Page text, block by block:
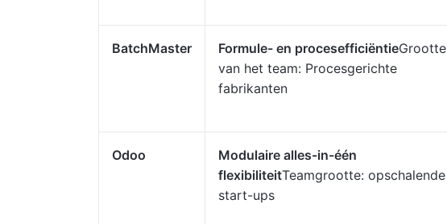
BatchMaster Formule- en procesefficiëntieGrootte
van het team: Procesgerichte
fabrikanten
Odoo
Modulaire alles-in-één
flexibiliteitTeamgrootte: opschalende
start-ups